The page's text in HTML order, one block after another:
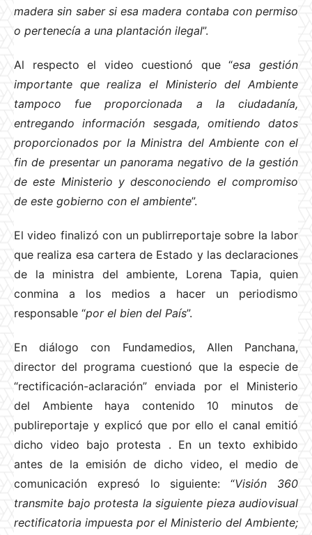
madera sin saber si esa madera contaba con permiso
o pertenecía a una plantación ilegal”.
Al respecto el video cuestionó que “esa gestión
importante que realiza el Ministerio del Ambiente
tampoco fue proporcionada a la ciudadanía,
entregando información sesgada, omitiendo datos
proporcionados por la Ministra del Ambiente con el
fin de presentar un panorama negativo de la gestión
de este Ministerio y desconociendo el compromiso
de este gobierno con el ambiente”.
El video finalizó con un publirreportaje sobre la labor
que realiza esa cartera de Estado y las declaraciones
de la ministra del ambiente, Lorena Tapia, quien
conmina a los medios a hacer un periodismo
responsable “por el bien del País”.
En diálogo con Fundamedios, Allen Panchana,
director del programa cuestionó que la especie de
“rectificación-aclaración” enviada por el Ministerio
del Ambiente haya contenido 10 minutos de
publireportaje y explicó que por ello el canal emitió
dicho video bajo protesta . En un texto exhibido
antes de la emisión de dicho video, el medio de
comunicación expresó lo siguiente: “Visión 360
transmite bajo protesta la siguiente pieza audiovisual
rectificatoria impuesta por el Ministerio del Ambiente;